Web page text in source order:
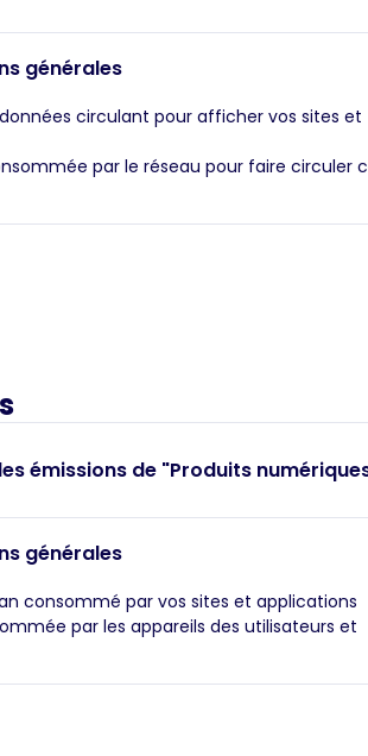
générales
circulant pour afficher vos sites et
par le réseau pour faire circuler
émissions de "Produits
générales
consommé par vos sites et applications
par les appareils des utilisateurs et